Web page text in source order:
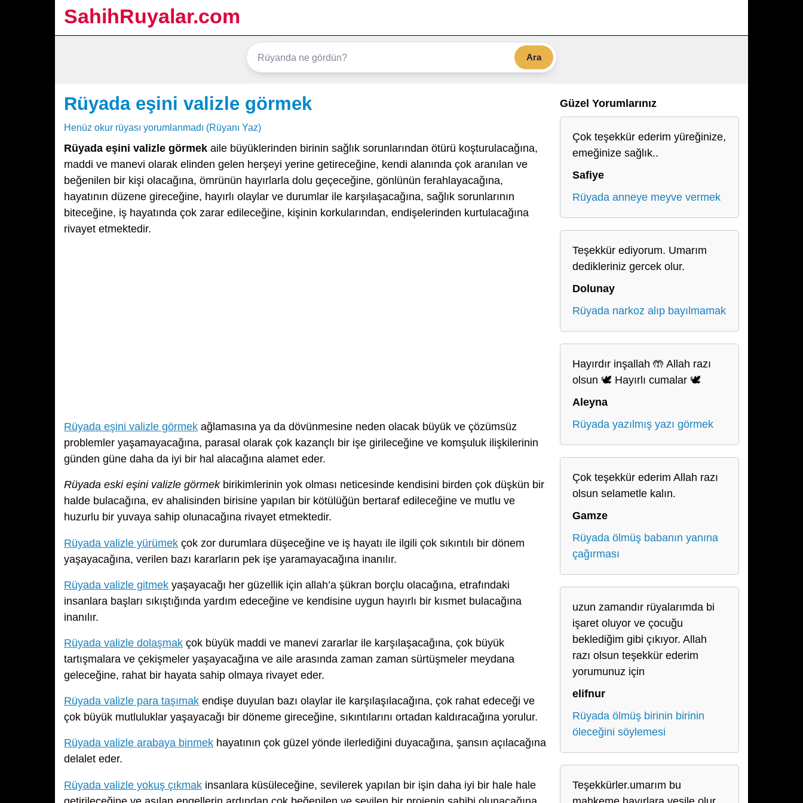
SahihRuyalar.com
Ara
Rüyada eşini valizle görmek
Henüz okur rüyası yorumlanmadı (Rüyanı Yaz)
Rüyada eşini valizle görmek aile büyüklerinden birinin sağlık sorunlarından ötürü koşturulacağına,
maddi ve manevi olarak elinden gelen herşeyi yerine getireceğine, kendi alanında çok aranılan ve
beğenilen bir kişi olacağına, ömrünün hayırlarla dolu geçeceğine, gönlünün ferahlayacağına,
hayatının düzene gireceğine, hayırlı olaylar ve durumlar ile karşılaşacağına, sağlık sorunlarının
biteceğine, iş hayatında çok zarar edileceğine, kişinin korkularından, endişelerinden kurtulacağına
rivayet etmektedir.
Rüyada eşini valizle görmek ağlamasına ya da dövünmesine neden olacak büyük ve çözümsüz
problemler yaşamayacağına, parasal olarak çok kazançlı bir işe girileceğine ve komşuluk ilişkilerinin
günden güne daha da iyi bir hal alacağına alamet eder.
Rüyada eski eşini valizle görmekbirikimlerinin yok olması neticesinde kendisini birden çok düşkün bir
halde bulacağına, ev ahalisinden birisine yapılan bir kötülüğün bertaraf edileceğine ve mutlu ve
huzurlu bir yuvaya sahip olunacağına rivayet etmektedir.
Rüyada valizle yürümek çok zor durumlara düşeceğine ve iş hayatı ile ilgili çok sıkıntılı bir dönem
yaşayacağına, verilen bazı kararların pek işe yaramayacağına inanılır.
Rüyada valizle gitmek yaşayacağı her güzellik için allah’a şükran borçlu olacağına, etrafındaki
insanlara başları sıkıştığında yardım edeceğine ve kendisine uygun hayırlı bir kısmet bulacağına
inanılır.
Rüyada valizle dolaşmak çok büyük maddi ve manevi zararlar ile karşılaşacağına, çok büyük
tartışmalara ve çekişmeler yaşayacağına ve aile arasında zaman zaman sürtüşmeler meydana
geleceğine, rahat bir hayata sahip olmaya rivayet eder.
Rüyada valizle para taşımak endişe duyulan bazı olaylar ile karşılaşılacağına, çok rahat edeceği ve
çok büyük mutluluklar yaşayacağı bir döneme gireceğine, sıkıntılarını ortadan kaldıracağına yorulur.
Rüyada valizle arabaya binmek hayatının çok güzel yönde ilerlediğini duyacağına, şansın açılacağına
delalet eder.
Rüyada valizle yokuş çıkmak insanlara küsüleceğine, sevilerek yapılan bir işin daha iyi bir hale hale
Güzel Yorumlarınız
Çok teşekkür ederim yüreğinize,
emeğinize sağlık..
Safiye
Rüyada anneye meyve vermek
Teşekkür ediyorum. Umarım
dedikleriniz gercek olur.
Dolunay
Rüyada narkoz alıp bayılmamak
Hayırdır inşallah 🤲 Allah razı
olsun 🕊️ Hayırlı cumalar 🕊️
Aleyna
Rüyada yazılmış yazı görmek
Çok teşekkür ederim Allah razı
olsun selametle kalın.
Gamze
Rüyada ölmüş babanın yanına
çağırması
uzun zamandır rüyalarımda bi
işaret oluyor ve çocuğu
beklediğim gibi çıkıyor. Allah
razı olsun teşekkür ederim
yorumunuz için
elifnur
Rüyada ölmüş birinin birinin
öleceğini söylemesi
Teşekkürler.umarım bu